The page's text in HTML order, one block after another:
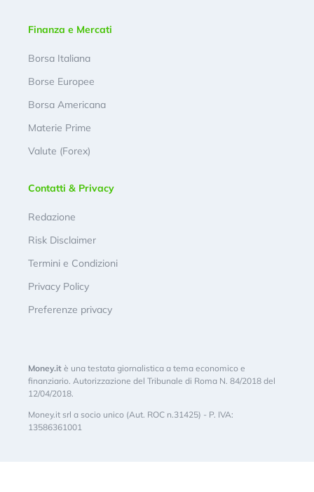
Finanza e Mercati
Borsa Italiana
Borse Europee
Borsa Americana
Materie Prime
Valute (Forex)
Contatti & Privacy
Redazione
Risk Disclaimer
Termini e Condizioni
Privacy Policy
Preferenze privacy
Money.it è una testata giornalistica a tema economico e
finanziario. Autorizzazione del Tribunale di Roma N. 84/2018 del
12/04/2018.
Money.it srl a socio unico (Aut. ROC n.31425) - P. IVA:
13586361001